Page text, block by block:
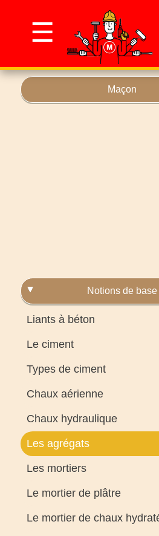
☰
Maçon
Notions de base
Liants à béton
Le ciment
Types de ciment
Chaux aérienne
Chaux hydraulique
Les agrégats
Les mortiers
Le mortier de plâtre
Le mortier de chaux